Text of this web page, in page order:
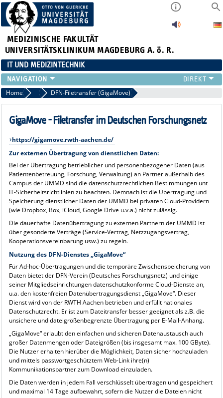
MEDIZINISCHE FAKULTÄT
UNIVERSITÄTSKLINIKUM MAGDEBURG A. ö. R.
IT UND MEDIZINTECHNIK
LEISTUNGSANGEBOT
SERVICE
STRUKTUR
Home Leistungsangebot
DFN-Filetransfer (GigaMove)
GigaMove - Filetransfer im Deutschen Forschungsnetz
https://gigamove.rwth-aachen.de/
Zur externen Übertragung von dienstlichen Daten:
Bei der Übertragung betrieblicher und personenbezogener Daten (aus
Patientenbetreuung, Forschung, Verwaltung) an Partner außerhalb des
Campus der UMMD sind die datenschutzrechtlichen Bestimmungen unt
IT-Sicherheitsrichtlinien zu beachten. Demnach ist die Übertragung und
Speicherung dienstlicher Daten der UMMD bei privaten Cloud-Providern
(wie Dropbox, Box, iCloud, Google Drive u.v.a.) nicht zulässig.
Die dauerhafte Datenübertragung zu externen Partnern der UMMD ist
über gesonderte Verträge (Service-Vertrag, Netzzugangsvertrag,
Kooperationsvereinbarung usw.) zu regeln.
Nutzung des DFN-Dienstes „GigaMove“
Für Ad-hoc-Übertragungen und die temporäre Zwischenspeicherung von
Daten bietet der DFN-Verein (Deutsches Forschungsnetz) und einige
seiner Mitgliedseinrichtungen datenschutzkonforme Cloud-Dienste an,
u.a. den kostenfreien Datenübertragungsdienst „GigaMove“. Dieser
Dienst wird von der RWTH Aachen betrieben und erfüllt nationales
Datenschutzrecht. Er ist zum Dateitransfer besser geeignet als z.B. die
unsichere und dateigrößenbegrenzte Übertragung per E-Mail-Anhang.
„GigaMove“ erlaubt den einfachen und sicheren Datenaustausch auch
großer Datenmengen oder Dateigrößen (bis insgesamt max. 100 GByte).
Die Nutzer erhalten hierüber die Möglichkeit, Daten sicher hochzuladen
und mittels passwortgeschütztem Web-Link ihre(n)
Kommunikationspartner zum Download einzuladen.
Die Daten werden in jedem Fall verschlüsselt übertragen und gespeichert
und maximal 14 Tage aufbewahrt, sofern die Nutzer die Dateien nicht